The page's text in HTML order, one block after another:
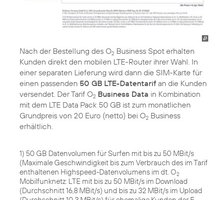
Nach der Bestellung des O2 Business Spot erhalten
Kunden direkt den mobilen LTE-Router ihrer Wahl. In
einer separaten Lieferung wird dann die SIM-Karte für
einen passenden 50 GB LTE-Datentarif an die Kunden
versendet. Der Tarif O2 Business Data in Kombination
mit dem LTE Data Pack 50 GB ist zum monatlichen
Grundpreis von 20 Euro (netto) bei O2 Business
erhältlich.
1) 50 GB Datenvolumen für Surfen mit bis zu 50 MBit/s
(Maximale Geschwindigkeit bis zum Verbrauch des im Tarif
enthaltenen Highspeed-Datenvolumens im dt. O2
Mobilfunknetz: LTE mit bis zu 50 MBit/s im Download
(Durchschnitt 16,8 MBit/s) und bis zu 32 MBit/s im Upload